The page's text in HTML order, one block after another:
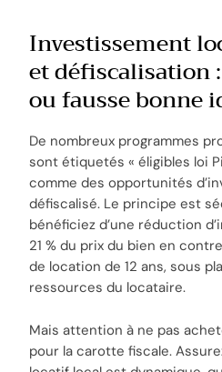
Investissement
et défiscalisation
ou fausse bonne
De nombreux programmes
sont étiquetés « éligibles loi
comme des opportunités
défiscalisé. Le principe est
bénéficiez d’une réduction
21 % du prix du bien en
de location de 12 ans, sous
ressources du locataire.
Mais attention à ne pas
pour la carotte fiscale.